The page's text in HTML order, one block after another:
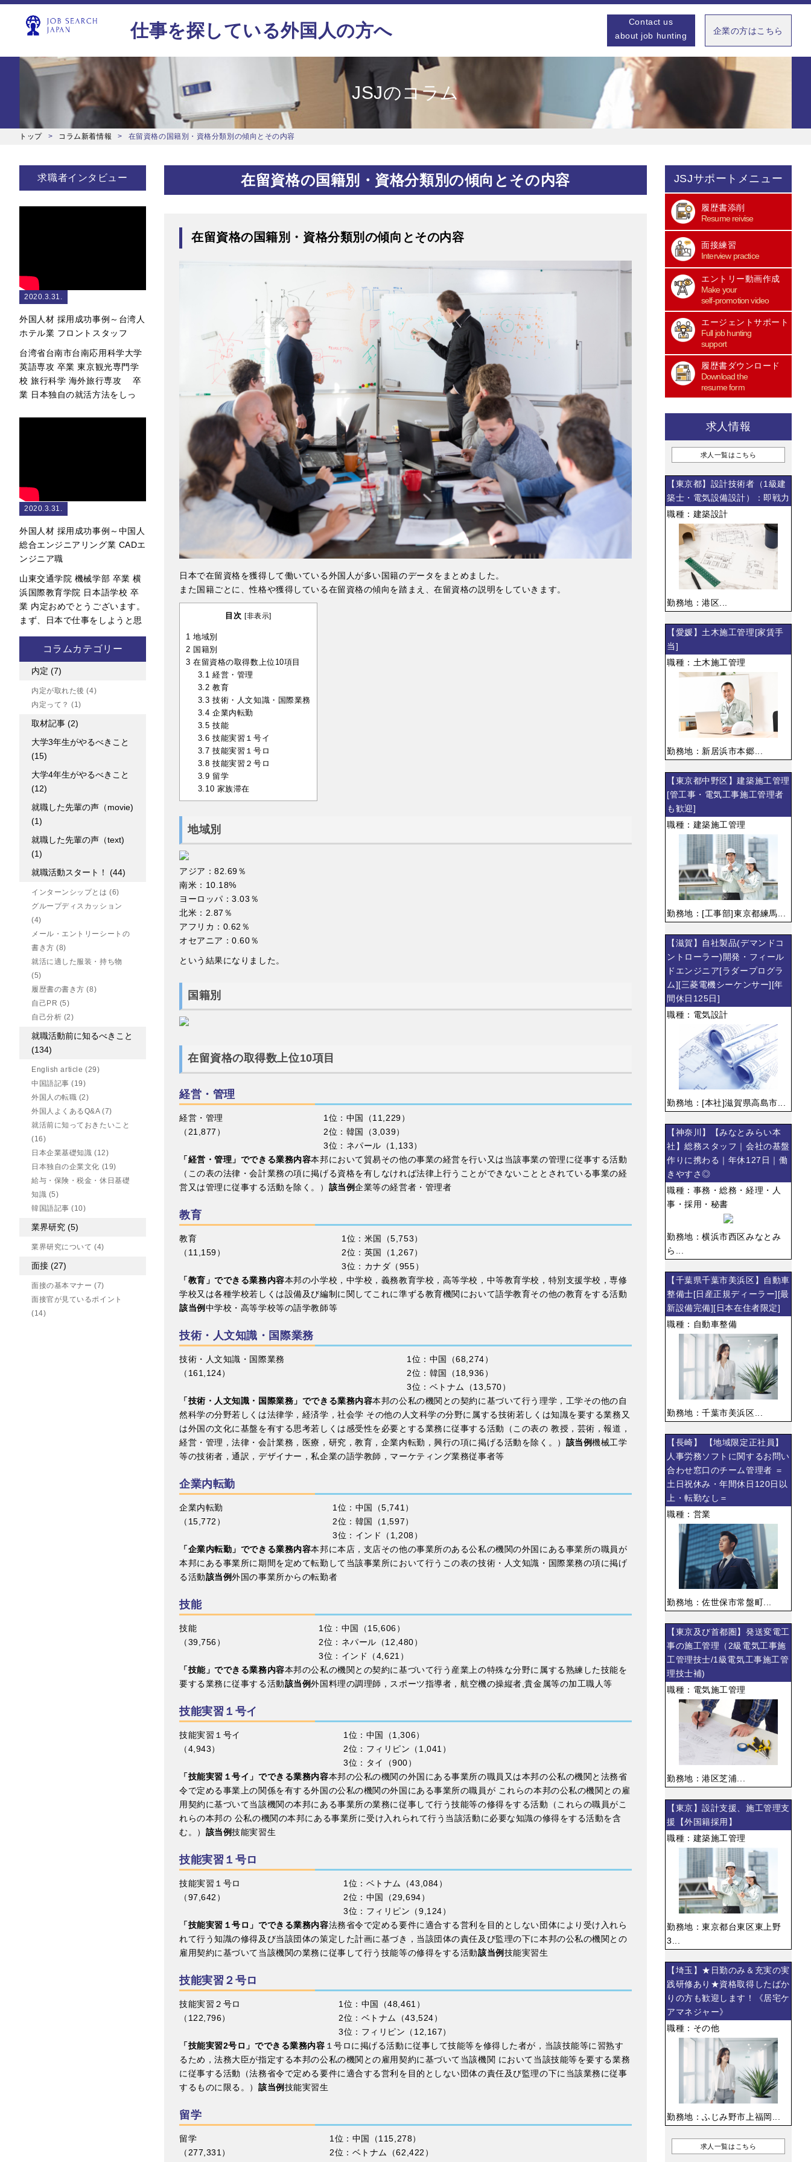
仕事を探している外国人の方へ
Contact us
about job hunting
企業の方はこちら
JSJのコラム
トップ コラム新着情報 在留資格の国籍別・資格分類別の傾向とその内容
求職者インタビュー
2020.3.31.
外国人材 採用成功事例～台湾人
ホテル業 フロントスタッフ
台湾省台南市台南応用科学大学
英語専攻 卒業 東京観光専門学
校 旅行科学 海外旅行専攻 卒
業 日本独自の就活方法をしっ
2020.3.31.
外国人材 採用成功事例～中国人
総合エンジニアリング業 CADエ
ンジニア職
山東交通学院 機械学部 卒業 横
浜国際教育学院 日本語学校 卒
業 内定おめでとうございます。
まず、日本で仕事をしようと思
コラムカテゴリー
内定 (7)
内定が取れた後(4)
内定って？(1)
取材記事 (2)
大学3年生がやるべきこと
(15)
大学4年生がやるべきこと
(12)
就職した先輩の声（movie)
(1)
就職した先輩の声（text)
(1)
就職活動スタート！ (44)
インターンシップとは(6)
グループディスカッション
(4)
メール・エントリーシートの
書き方(8)
就活に適した服装・持ち物
(5)
履歴書の書き方(8)
自己PR (5)
自己分析 (2)
就職活動前に知るべきこと
(134)
English article (29)
中国語記事(19)
外国人の転職 (2)
外国人よくあるQ&A(7)
就活前に知っておきたいこと
(16)
日本企業基礎知識(12)
日本独自の企業文化 (19)
給与・保険・税金・休日基礎
知識 (5)
韓国語記事(10)
業界研究 (5)
業界研究について(4)
面接 (27)
面接の基本マナー(7)
面接官が見ているポイント
(14)
在留資格の国籍別・資格分類別の傾向とその内容
在留資格の国籍別・資格分類別の傾向とその内容
日本で在留資格を獲得して働いている外国人が多い国籍のデータをまとめました。
また国籍ごとに、性格や獲得している在留資格の傾向を踏まえ、在留資格の説明をしていきます。
目次 [非表示]
1 地域別
2 国籍別
3 在留資格の取得数上位10項目
3.1 経営・管理
3.2 教育
3.3 技術・人文知識・国際業務
3.4 企業内転勤
3.5 技能
3.6 技能実習１号イ
3.7 技能実習１号ロ
3.8 技能実習２号ロ
3.9 留学
3.10 家族滞在
地域別
アジア：82.69％
南米：10.18%
ヨーロッパ：3.03％
北米：2.87％
アフリカ：0.62％
オセアニア：0.60％
という結果になりました。
国籍別
在留資格の取得数上位10項目
経営・管理
経営・管理
（21,877）
1位：中国（11,229）
2位：韓国（3,039）
3位：ネパール（1,133）
「経営・管理」でできる業務内容本邦において貿易その他の事業の経営を行い又は当該事業の管理に従事する活動
（この表の法律・会計業務の項に掲げる資格を有しなければ法律上行うことができないこととされている事業の経
営又は管理に従事する活動を除く。） 該当例企業等の経営者・管理者
教育
教育
（11,159）
1位：米国（5,753）
2位：英国（1,267）
3位：カナダ（955）
「教育」でできる業務内容本邦の小学校，中学校，義務教育学校，高等学校，中等教育学校，特別支援学校，専修
学校又は各種学校若しくは設備及び編制に関してこれに準ずる教育機関において語学教育その他の教育をする活動
該当例中学校・高等学校等の語学教師等
技術・人文知識・国際業務
技術・人文知識・国際業務
（161,124）
1位：中国（68,274）
2位：韓国（18,936）
3位：ベトナム（13,570）
「技術・人文知識・国際業務」でできる業務内容本邦の公私の機関との契約に基づいて行う理学，工学その他の自
然科学の分野若しくは法律学，経済学，社会学 その他の人文科学の分野に属する技術若しくは知識を要する業務又
は外国の文化に基盤を有する思考若しくは感受性を必要とする業務に従事する活動（この表の 教授，芸術，報道，
経営・管理，法律・会計業務，医療，研究，教育，企業内転勤，興行の項に掲げる活動を除く。） 該当例機械工学
等の技術者，通訳，デザイナー，私企業の語学教師，マーケティング業務従事者等
企業内転勤
企業内転勤
（15,772）
1位：中国（5,741）
2位：韓国（1,597）
3位：インド（1,208）
「企業内転勤」でできる業務内容本邦に本店，支店その他の事業所のある公私の機関の外国にある事業所の職員が
本邦にある事業所に期間を定めて転勤して当該事業所において行うこの表の技術・人文知識・国際業務の項に掲げ
る活動該当例外国の事業所からの転勤者
技能
技能
（39,756）
1位：中国（15,606）
2位：ネパール（12,480）
3位：インド（4,621）
「技能」でできる業務内容本邦の公私の機関との契約に基づいて行う産業上の特殊な分野に属する熟練した技能を
要する業務に従事する活動該当例外国料理の調理師，スポーツ指導者，航空機の操縦者,貴金属等の加工職人等
技能実習１号イ
技能実習１号イ
（4,943）
1位：中国（1,306）
2位：フィリピン（1,041）
3位：タイ（900）
「技能実習１号イ」でできる業務内容本邦の公私の機関の外国にある事業所の職員又は本邦の公私の機関と法務省
令で定める事業上の関係を有する外国の公私の機関の外国にある事業所の職員が これらの本邦の公私の機関との雇
用契約に基づいて当該機関の本邦にある事業所の業務に従事して行う技能等の修得をする活動（これらの職員がこ
れらの本邦の 公私の機関の本邦にある事業所に受け入れられて行う当該活動に必要な知識の修得をする活動を含
む。） 該当例技能実習生
技能実習１号ロ
技能実習１号ロ
（97,642）
1位：ベトナム（43,084）
2位：中国（29,694）
3位：フィリピン（9,124）
「技能実習１号ロ」でできる業務内容法務省令で定める要件に適合する営利を目的としない団体により受け入れら
れて行う知識の修得及び当該団体の策定した計画に基づき，当該団体の責任及び監理の下に本邦の公私の機関との
雇用契約に基づいて当該機関の業務に従事して行う技能等の修得をする活動該当例技能実習生
技能実習２号ロ
技能実習２号ロ
（122,796）
1位：中国（48,461）
2位：ベトナム（43,524）
3位：フィリピン（12,167）
「技能実習2号ロ」でできる業務内容 １号ロに掲げる活動に従事して技能等を修得した者が，当該技能等に習熟す
るため，法務大臣が指定する本邦の公私の機関との雇用契約に基づいて当該機関 において当該技能等を要する業務
に従事する活動（法務省令で定める要件に適合する営利を目的としない団体の責任及び監理の下に当該業務に従事
するものに限る。）該当例技能実習生
留学
留学
（277,331）
1位：中国（115,278）
2位：ベトナム（62,422）
JSJサポートメニュー
履歴書添削
Resume reivise
面接練習
Interview practice
エントリー動画作成
Make your
self-promotion video
エージェントサポート
Full job hunting
support
履歴書ダウンロード
Download the
resume form
求人情報
求人一覧はこちら
【東京都】設計技術者（1級建
築士・電気設備設計）：即戦力
職種：建築設計
勤務地：港区...
【愛媛】土木施工管理[家賃手
当]
職種：土木施工管理
勤務地：新居浜市本郷...
【東京都中野区】建築施工管理
[管工事・電気工事施工管理者
も歓迎]
職種：建築施工管理
勤務地：[工事部]東京都練馬...
【滋賀】自社製品(デマンドコ
ントローラー)開発・フィール
ドエンジニア[ラダープログラ
ム][三菱電機シーケンサー][年
間休日125日]
職種：電気設計
勤務地：[本社]滋賀県高島市...
【神奈川】【みなとみらい本
社】総務スタッフ｜会社の基盤
作りに携わる｜年休127日｜働
きやすさ◎
職種：事務・総務・経理・人
事・採用・秘書
勤務地：横浜市西区みなとみ
ら...
【千葉県千葉市美浜区】自動車
整備士[日産正規ディーラー][最
新設備完備][日本在住者限定]
職種：自動車整備
勤務地：千葉市美浜区...
【長崎】 【地域限定正社員】
人事労務ソフトに関するお問い
合わせ窓口のチーム管理者 ＝
土日祝休み・年間休日120日以
上・転勤なし＝
職種：営業
勤務地：佐世保市常盤町...
【東京及び首都圏】発送変電工
事の施工管理（2級電気工事施
工管理技士/1級電気工事施工管
理技士補)
職種：電気施工管理
勤務地：港区芝浦...
【東京】設計支援、施工管理支
援【外国籍採用】
職種：建築施工管理
勤務地：東京都台東区東上野
3...
【埼玉】★日勤のみ＆充実の実
践研修あり★資格取得したばか
りの方も歓迎します！《居宅ケ
アマネジャー》
職種：その他
勤務地：ふじみ野市上福岡...
求人一覧はこちら